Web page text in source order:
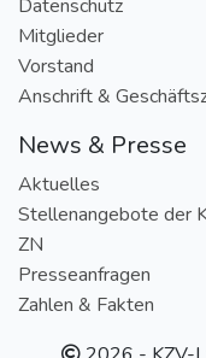
Datenschutz
Mitglieder
Vorstand
Anschrift &
News & Presse
Aktuelles
Stellenangebote der
ZN
Presseanfragen
Zahlen & Fakten